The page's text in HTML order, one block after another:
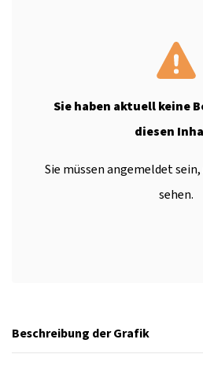
Sie haben aktuell keine
diesen
Sie müssen angemeldet
sehen.
Beschreibung der Grafik